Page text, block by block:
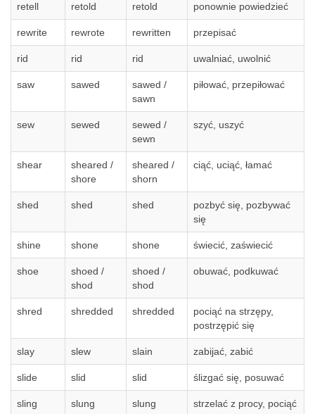
retell retold retold ponownie powiedzieć
rewrite rewrote rewritten przepisać
rid rid rid uwalniać, uwolnić
saw sawed
sawed /
sawn
piłować, przepiłować
sew sewed
sewed /
sewn
szyć, uszyć
shear
sheared /
shore
sheared /
shorn
ciąć, uciąć, łamać
shed shed shed
pozbyć się, pozbywać
się
shine shone shone świecić, zaświecić
shoe
shoed /
shod
shoed /
shod
obuwać, podkuwać
shred shredded shredded
pociąć na strzępy,
postrzępić się
slay slew slain zabijać, zabić
slide slid slid ślizgać się, posuwać
sling slung slung strzelać z procy, pociąć